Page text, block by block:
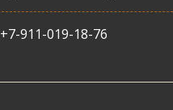
+7-911-019-18-76